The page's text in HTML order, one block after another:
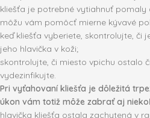
kliešťa je potrebné vytiahnuť pomaly
môžu vám pomôcť mierne kývavé
keď kliešťa vyberiete, skontrolujte, či
jeho hlavička v koži;
skontrolujte, či miesto vpichu ostalo
vydezinfikujte.
Pri vyťahovaní kliešťa je dôležitá
úkon vám totiž môže zabrať aj
hlavička kliešťa ostala zachytená v